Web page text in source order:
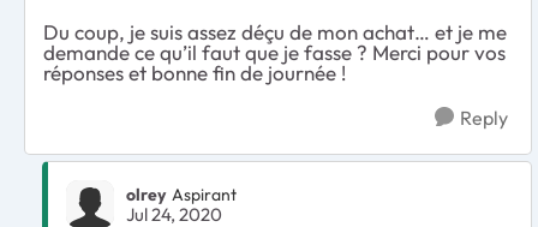
Du coup, je suis assez déçu de mon achat… et je me
demande ce qu’il faut que je fasse ? Merci pour vos
réponses et bonne fin de journée !
Reply
olrey Aspirant
Jul 24, 2020